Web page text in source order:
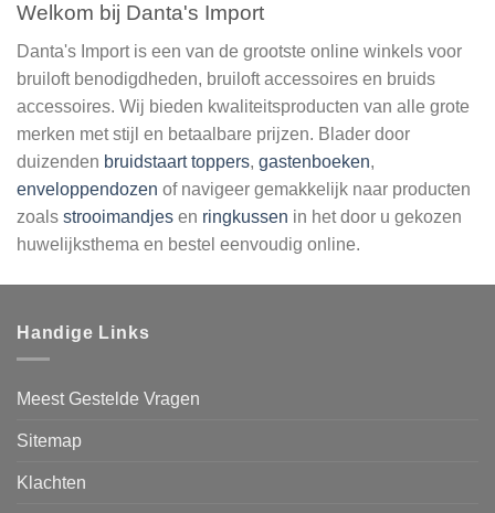
Welkom bij Danta's Import
Danta's Import is een van de grootste online winkels voor
bruiloft benodigdheden, bruiloft accessoires en bruids
accessoires. Wij bieden kwaliteitsproducten van alle grote
merken met stijl en betaalbare prijzen. Blader door
duizenden bruidstaart toppers, gastenboeken,
enveloppendozen of navigeer gemakkelijk naar producten
zoals strooimandjes en ringkussen in het door u gekozen
huwelijksthema en bestel eenvoudig online.
Handige Links
Meest Gestelde Vragen
Sitemap
Klachten